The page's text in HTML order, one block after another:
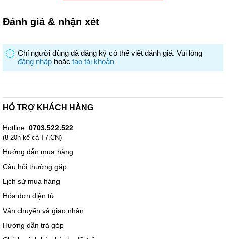
Tiết Kiệm Năng Lượng 5 Sao
Tiết Kiệm Năng Lượng Và Thân Thiện Môi Trường
Với công nghệ Inverter hiện đại, máy nén linh hoạt điều chỉnh tốc
độ hoạt động theo nhu cầu thực tế, tối ưu hóa hiệu suất sử dụng
năng lượng và kéo dài tuổi thọ tủ đông. Điều này không chỉ tiết
kiệm đáng kể chi phí điện năng mà còn góp phần bảo vệ môi
trường.
Duy Trì Nhiệt Độ Trong 170H
Tủ đông Hisense với khả năng duy trì nhiệt độ dưới 0°C lên đến
Đánh giá & nhận xét
Chỉ người dùng đã đăng ký có thể viết đánh giá. Vui lòng
đăng nhập hoặc tạo tài khoản
HỖ TRỢ KHÁCH HÀNG
Hotline: 0703.522.522
(8-20h kể cả T7,CN)
Hướng dẫn mua hàng
Câu hỏi thường gặp
Lịch sử mua hàng
Hóa đơn điện tử
Vận chuyển và giao nhận
Hướng dẫn trả góp